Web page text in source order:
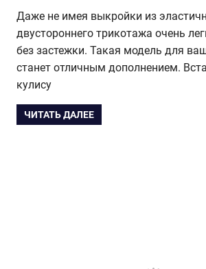
Даже не имея выкройки из
двустороннего трикотажа очень
без застежки. Такая модель для
станет отличным дополнением.
кулису
ЧИТАТЬ ДАЛЕЕ